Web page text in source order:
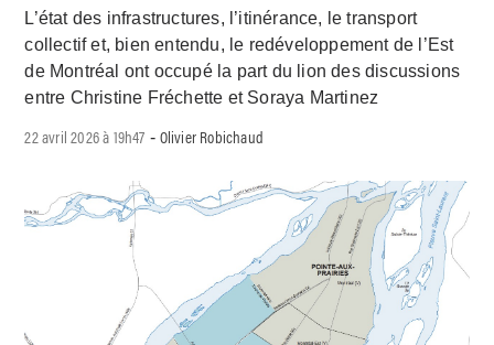
L’état des infrastructures, l’itinérance, le transport
collectif et, bien entendu, le redéveloppement de l’Est
de Montréal ont occupé la part du lion des discussions
entre Christine Fréchette et Soraya Martinez
22 avril 2026 à 19h47 - Olivier Robichaud